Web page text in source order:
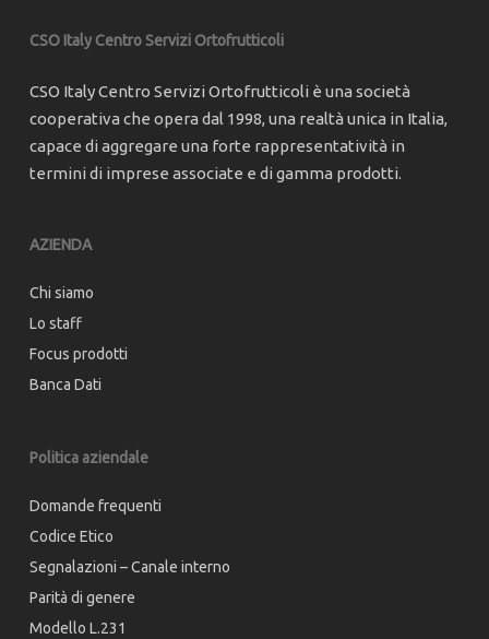
CSO Italy Centro Servizi Ortofrutticoli
CSO Italy Centro Servizi Ortofrutticoli è una società
cooperativa che opera dal 1998, una realtà unica in Italia,
capace di aggregare una forte rappresentatività in
termini di imprese associate e di gamma prodotti.
AZIENDA
Chi siamo
Lo staff
Focus prodotti
Banca Dati
Politica aziendale
Domande frequenti
Codice Etico
Segnalazioni – Canale interno
Parità di genere
Modello L.231